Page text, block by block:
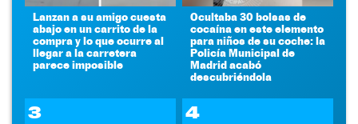
Lanzan a su amigo cuesta
abajo en un carrito de la
compra y lo que ocurre al
llegar a la carretera
parece imposible
Ocultaba 30 bolsas de
cocaína en este elemento
para niños de su coche: la
Policía Municipal de
Madrid acabó
descubriéndola
3 4